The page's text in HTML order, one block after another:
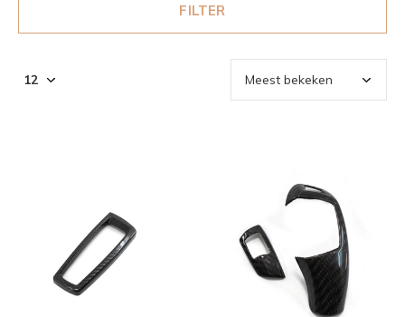
FILTER